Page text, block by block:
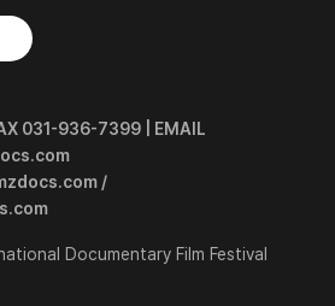
031-936-7399 | EMAIL
/
Documentary Film Festival